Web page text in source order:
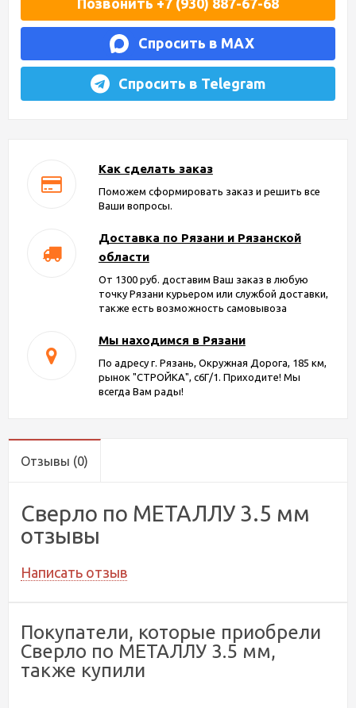
Спросить в MAX
Спросить в Telegram
Как сделать заказ
Поможем сформировать заказ и решить все
Ваши вопросы.
Доставка по Рязани и Рязанской
области
От 1300 руб. доставим Ваш заказ в любую
точку Рязани курьером или службой доставки,
также есть возможность самовывоза
Мы находимся в Рязани
По адресу г. Рязань, Окружная Дорога, 185 км,
рынок "СТРОЙКА", с6Г/1. Приходите! Мы
всегда Вам рады!
Отзывы (0)
Сверло по МЕТАЛЛУ 3.5 мм
отзывы
Написать отзыв
Покупатели, которые приобрели
Сверло по МЕТАЛЛУ 3.5 мм,
также купили